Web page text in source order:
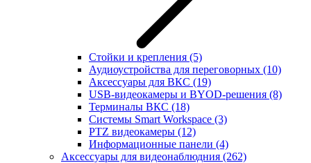
Стойки и крепления (5)
Аудиоустройства для переговорных (10)
Аксессуары для ВКС (19)
USB-видеокамеры и BYOD-решения (8)
Терминалы ВКС (18)
Системы Smart Workspace (3)
PTZ видеокамеры (12)
Информационные панели (4)
Аксессуары для видеонаблюдния (262)